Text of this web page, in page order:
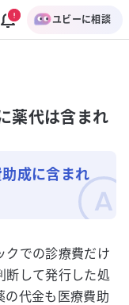
ユビーに相談
薬代は含まれ
成に含まれ
クでの診療費だけ
断して発行した処
の代金も医療費助